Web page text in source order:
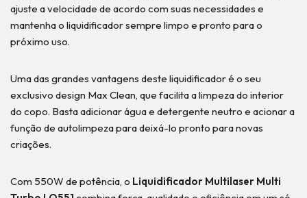
ajuste a velocidade de acordo com suas necessidades e
mantenha o liquidificador sempre limpo e pronto para o
próximo uso.
Uma das grandes vantagens deste liquidificador é o seu
exclusivo design Max Clean, que facilita a limpeza do interior
do copo. Basta adicionar água e detergente neutro e acionar a
função de autolimpeza para deixá-lo pronto para novas
criações.
Com 550W de potência, o Liquidificador Multilaser Multi